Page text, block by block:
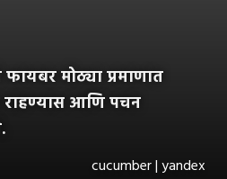
मोठ्या प्रमाणात
आणि पचन
cucumber | yandex